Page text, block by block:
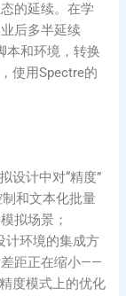
的延续。在学
后多半延续
本和环境，转换
使用Spectre的
设计中对“精度”
制和文本化批量
拟场景；
计环境的集成方
差距正在缩小——
度模式上的优化